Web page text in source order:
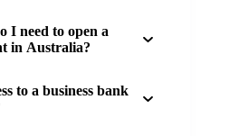
I need to open a
in Australia?
to a business bank